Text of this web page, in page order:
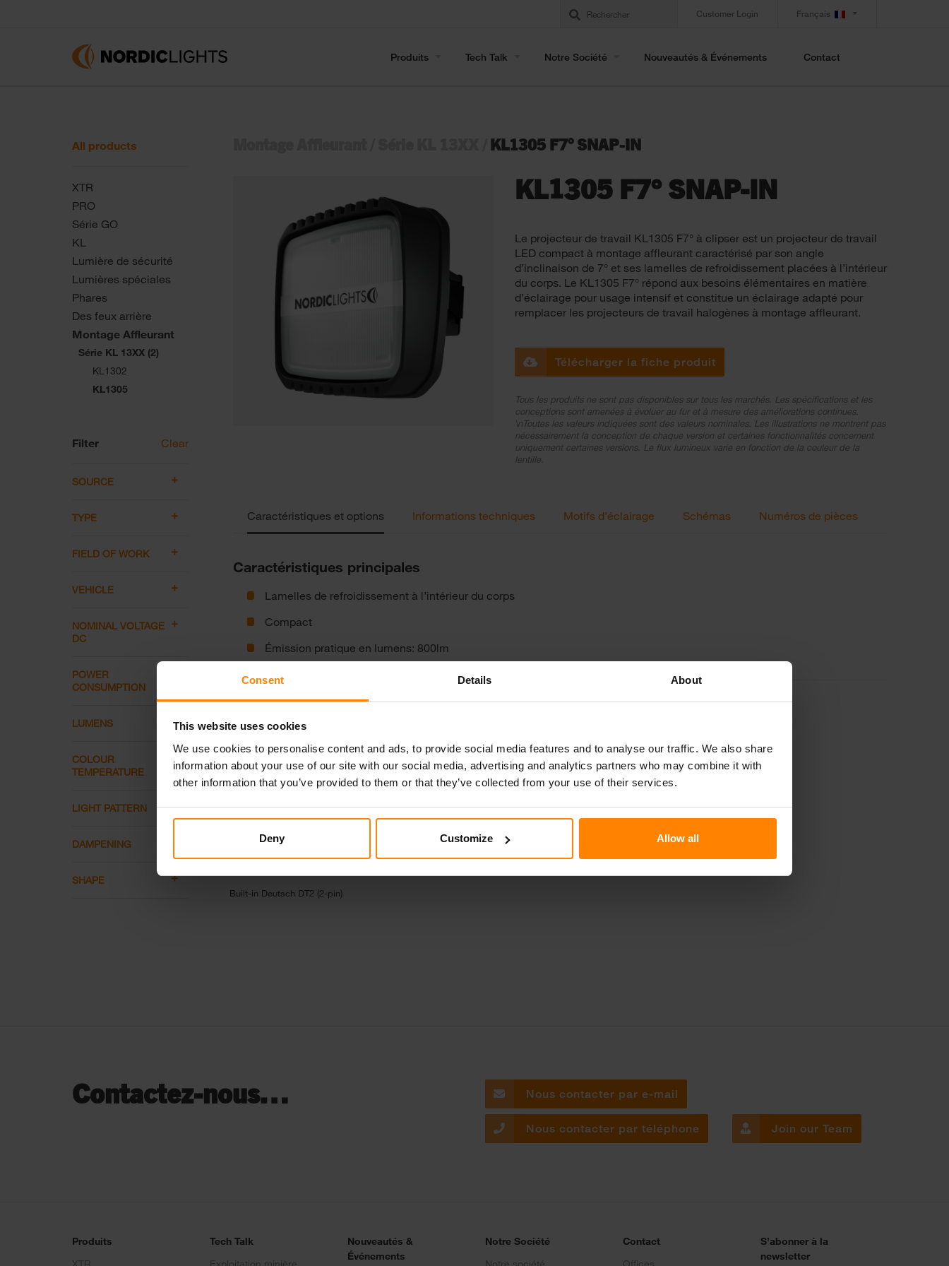
Consent Details About
This website uses cookies
We use cookies to personalise content and ads, to provide social media features and to analyse our traffic. We also share
information about your use of our site with our social media, advertising and analytics partners who may combine it with
other information that you’ve provided to them or that they’ve collected from your use of their services.
Deny Customize Allow all
Customer Login Français
Produits Tech Talk Notre Société Nouveautés & Événements Contact
All products
XTR
PRO
Série GO
KL
Lumière de sécurité
Lumières spéciales
Phares
Des feux arrière
Montage Affleurant
Série KL 13XX (2)
KL1302
KL1305
Filter Clear
SOURCE
TYPE
FIELD OF WORK
VEHICLE
NOMINAL VOLTAGE
DC
POWER
CONSUMPTION
LUMENS
COLOUR
TEMPERATURE
LIGHT PATTERN
DAMPENING
SHAPE
KL1305 F7° SNAP-IN
KL1305 F7° SNAP-IN
Le projecteur de travail KL1305 F7° à clipser est un projecteur de travail
LED compact à montage affleurant caractérisé par son angle
d’inclinaison de 7° et ses lamelles de refroidissement placées à l’intérieur
du corps. Le KL1305 F7° répond aux besoins élémentaires en matière
d’éclairage pour usage intensif et constitue un éclairage adapté pour
remplacer les projecteurs de travail halogènes à montage affleurant.
Télécharger la fiche produit
Tous les produits ne sont pas disponibles sur tous les marchés. Les spécifications et les
conceptions sont amenées à évoluer au fur et à mesure des améliorations continues.
\nToutes les valeurs indiquées sont des valeurs nominales. Les illustrations ne montrent pas
nécessairement la conception de chaque version et certaines fonctionnalités concernent
uniquement certaines versions. Le flux lumineux varie en fonction de la couleur de la
lentille.
Caractéristiques et options Informations techniques Motifs d’éclairage Schémas Numéros de pièces
Caractéristiques principales
Lamelles de refroidissement à l’intérieur du corps
Compact
Émission pratique en lumens: 800lm
Built-in Deutsch DT2 (2-pin)
Contactez-nous… Nous contacter par e-mail
Nous contacter par téléphone Join our Team
Produits
XTR
Tech Talk
Exploitation minière
Nouveautés &
Événements
Notre Société
Notre société
Contact
Offices
S’abonner à la
newsletter